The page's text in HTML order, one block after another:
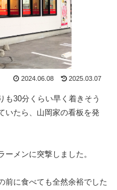
2024.06.08 2025.03.07
も30分くらい早く着きそう
いたら、山岡家の看板を発
メンに突撃しました。
前に食べても全然余裕でした